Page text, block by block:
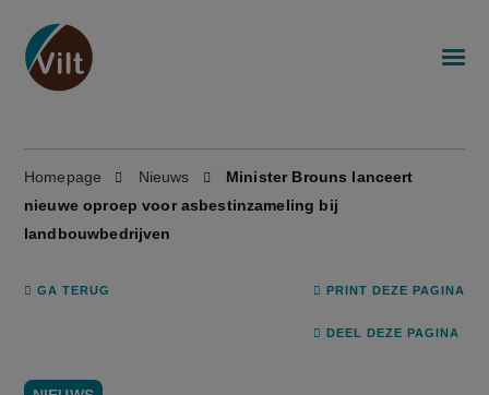
Homepage Nieuws
Minister Brouns lanceert
nieuwe oproep voor asbestinzameling bij
landbouwbedrijven
GA TERUG PRINT DEZE PAGINA
DEEL DEZE PAGINA